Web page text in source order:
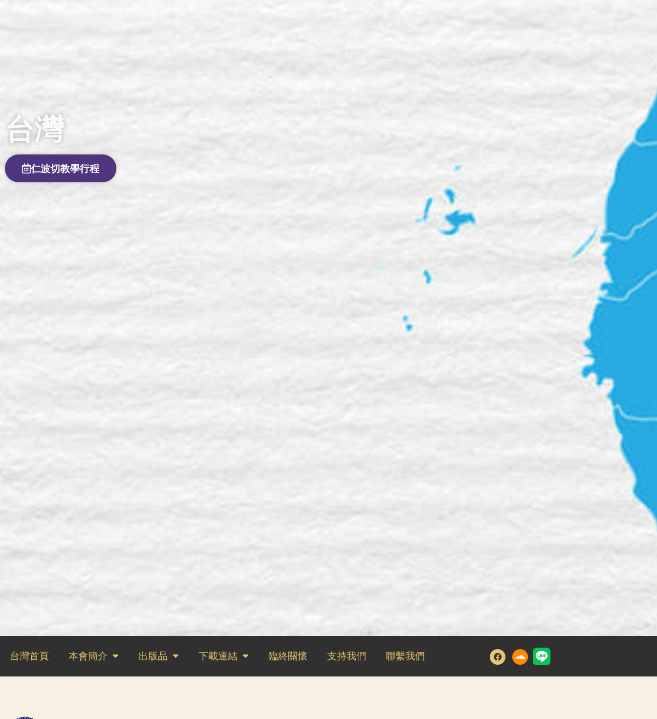
台灣
仁波切教學行程
台灣首頁 本會簡介 出版品 下載連結 臨終關懷 支持我們 聯繫我們